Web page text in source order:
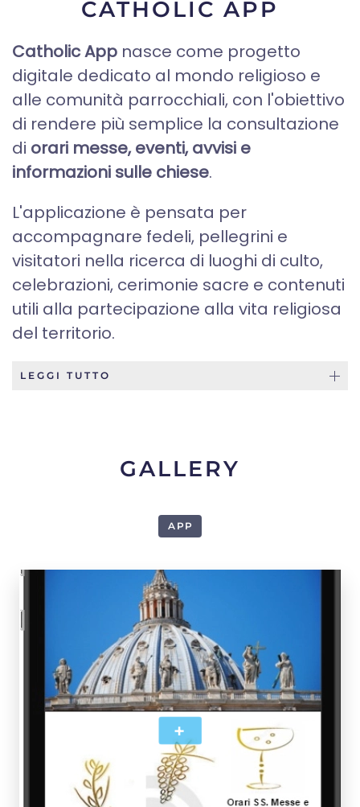
CATHOLIC APP
Catholic App nasce come progetto
digitale dedicato al mondo religioso e
alle comunità parrocchiali, con l'obiettivo
di rendere più semplice la consultazione
di orari messe, eventi, avvisi e
informazioni sulle chiese.
L'applicazione è pensata per
accompagnare fedeli, pellegrini e
visitatori nella ricerca di luoghi di culto,
celebrazioni, cerimonie sacre e contenuti
utili alla partecipazione alla vita religiosa
del territorio.
LEGGI TUTTO
GALLERY
APP
+